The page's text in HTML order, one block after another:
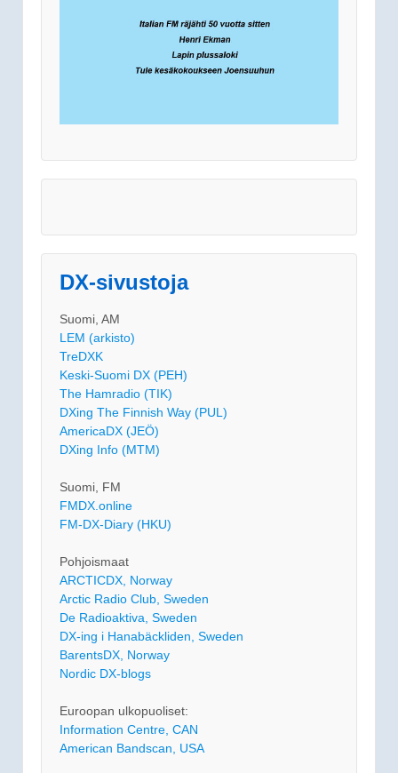
DX-sivustoja
Suomi, AM
LEM (arkisto)
TreDXK
Keski-Suomi DX (PEH)
The Hamradio (TIK)
DXing The Finnish Way (PUL)
AmericaDX (JEÖ)
DXing Info (MTM)
Suomi, FM
FMDX.online
FM-DX-Diary (HKU)
Pohjoismaat
ARCTICDX, Norway
Arctic Radio Club, Sweden
De Radioaktiva, Sweden
DX-ing i Hanabäckliden, Sweden
BarentsDX, Norway
Nordic DX-blogs
Euroopan ulkopuoliset:
Information Centre, CAN
American Bandscan, USA